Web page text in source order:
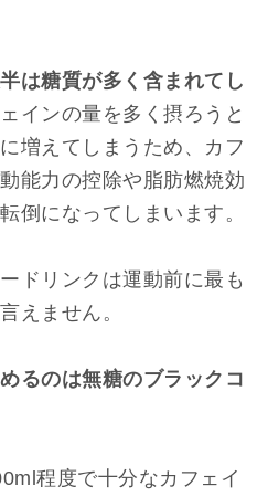
は糖質が多く含まれてし
インの量を多く摂ろうと
増えてしまうため、カフ
能力の控除や脂肪燃焼効
倒になってしまいます。
ドリンクは運動前に最も
えません。
るのは無糖のブラックコ
程度で十分なカフェイ